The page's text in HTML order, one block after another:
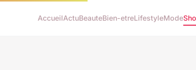
AccueilActuBeauteBien-etreLifestyleMode